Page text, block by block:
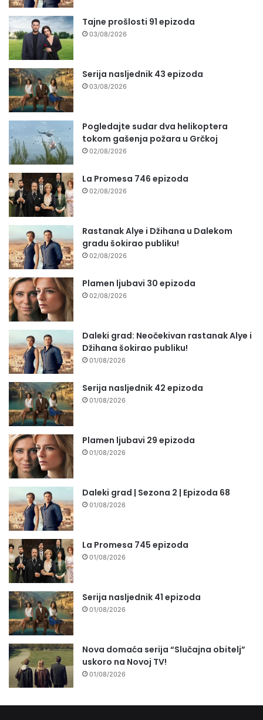
Tajne prošlosti 91 epizoda
03/08/2026
Serija nasljednik 43 epizoda
03/08/2026
Pogledajte sudar dva helikoptera
tokom gašenja požara u Grčkoj
02/08/2026
La Promesa 746 epizoda
02/08/2026
Rastanak Alye i Džihana u Dalekom
gradu šokirao publiku!
02/08/2026
Plamen ljubavi 30 epizoda
02/08/2026
Daleki grad: Neočekivan rastanak Alye i
Džihana šokirao publiku!
01/08/2026
Serija nasljednik 42 epizoda
01/08/2026
Plamen ljubavi 29 epizoda
01/08/2026
Daleki grad | Sezona 2 | Epizoda 68
01/08/2026
La Promesa 745 epizoda
01/08/2026
Serija nasljednik 41 epizoda
01/08/2026
Nova domaća serija “Slučajna obitelj”
uskoro na Novoj TV!
01/08/2026